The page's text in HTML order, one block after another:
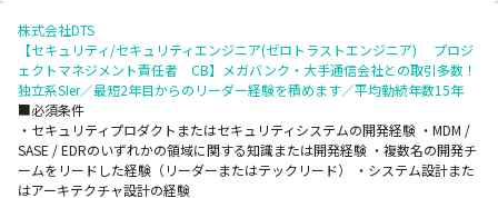
株式会社DTS
【セキュリティ/セキュリティエンジニア(ゼロトラストエンジニア) プロジ
ェクトマネジメント責任者 CB】メガバンク・大手通信会社との取引多数！
独立系SIer／最短2年目からのリーダー経験を積めます／平均勤続年数15年
■必須条件
・セキュリティプロダクトまたはセキュリティシステムの開発経験 ・MDM /
SASE / EDRのいずれかの領域に関する知識または開発経験 ・複数名の開発チ
ームをリードした経験（リーダーまたはテックリード） ・システム設計また
はアーキテクチャ設計の経験